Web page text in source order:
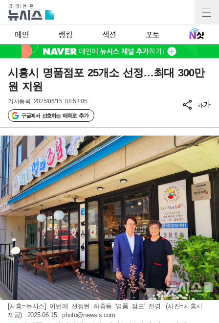
메인 랭킹 섹션 포토
시흥시 명품점포 25개소 선정…최대 300만
원 지원
기사등록 2025/06/15 08:53:05
구글에서 선호하는 매체로 추가
가가
[시흥=뉴시스] 이번에 선정된 하중동 '명품 점포' 전경. (사진=시흥시
제공). 2025.06.15. photo@newsis.com